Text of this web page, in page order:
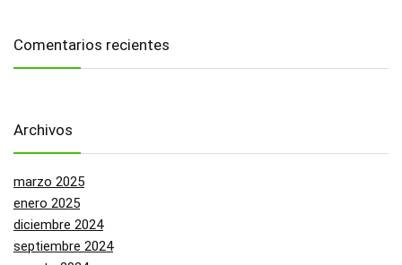
Comentarios recientes
Archivos
marzo 2025
enero 2025
diciembre 2024
septiembre 2024